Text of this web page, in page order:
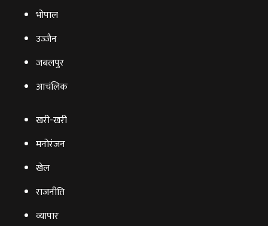
भोपाल
उज्‍जैन
जबलपुर
आचंलिक
खरी-खरी
मनोरंजन
खेल
राजनीति
व्‍यापार